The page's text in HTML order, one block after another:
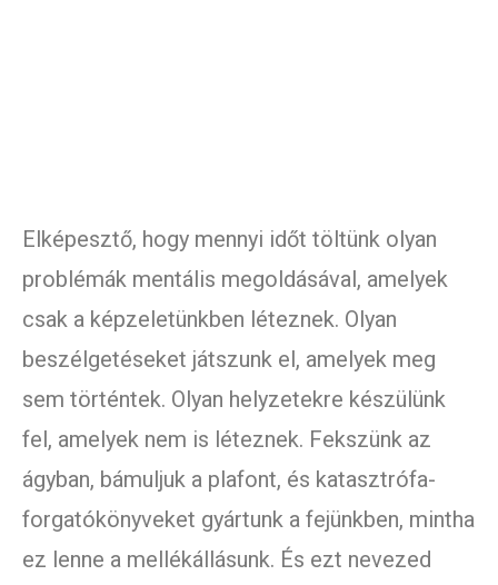
Elképesztő, hogy mennyi időt töltünk olyan
problémák mentális megoldásával, amelyek
csak a képzeletünkben léteznek. Olyan
beszélgetéseket játszunk el, amelyek meg
sem történtek. Olyan helyzetekre készülünk
fel, amelyek nem is léteznek. Fekszünk az
ágyban, bámuljuk a plafont, és katasztrófa-
forgatókönyveket gyártunk a fejünkben, mintha
ez lenne a mellékállásunk. És ezt nevezed